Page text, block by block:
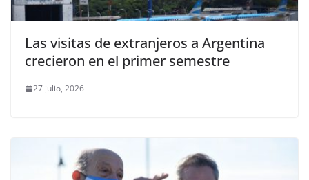
Las visitas de extranjeros a Argentina
crecieron en el primer semestre
27 julio, 2026